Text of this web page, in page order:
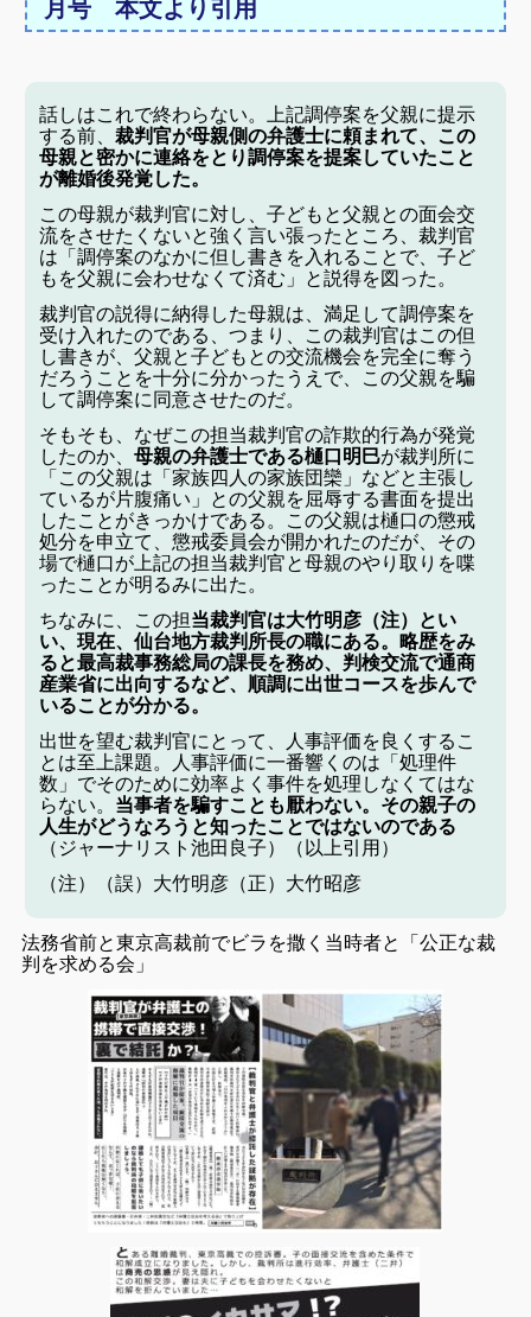
月号 本文より引用
話しはこれで終わらない。上記調停案を父親に提示
する前、 裁判官が母親側の弁護士に頼まれて、この
母親と密かに連絡をとり調停案を提案していたこと
が離婚後発覚した。
この母親が裁判官に対し、子どもと父親との面会交
流をさせたくないと強く言い張ったところ、裁判官
は「調停案のなかに但し書きを入れることで、子ど
もを父親に会わせなくて済む」と説得を図った。
裁判官の説得に納得した母親は、満足して調停案を
受け入れたのである、つまり、この裁判官はこの但
し書きが、父親と子どもとの交流機会を完全に奪う
だろうことを十分に分かったうえで、この父親を騙
して調停案に同意させたのだ。
そもそも、なぜこの担当裁判官の詐欺的行為が発覚
したのか、 母親の弁護士である樋口明巳が裁判所に
「この父親は「家族四人の家族団欒」などと主張し
ているが片腹痛い」との父親を屈辱する書面を提出
したことがきっかけである。この父親は樋口の懲戒
処分を申立て、懲戒委員会が開かれたのだが、その
場で樋口が上記の担当裁判官と母親のやり取りを喋
ったことが明るみに出た。
ちなみに、この担当裁判官は大竹明彦（注）とい
い、現在、仙台地方裁判所長の職にある。略歴をみ
ると最高裁事務総局の課長を務め、判検交流で通商
産業省に出向するなど、順調に出世コースを歩んで
いることが分かる。
出世を望む裁判官にとって、人事評価を良くするこ
とは至上課題。人事評価に一番響くのは「処理件
数」でそのために効率よく事件を処理しなくてはな
らない。 当事者を騙すことも厭わない。その親子の
人生がどうなろうと知ったことではないのである
（ジャーナリスト池田良子）（以上引用）
（注）（誤）大竹明彦（正）大竹昭彦
法務省前と東京高裁前でビラを撒く当時者と「公正な裁
判を求める会」